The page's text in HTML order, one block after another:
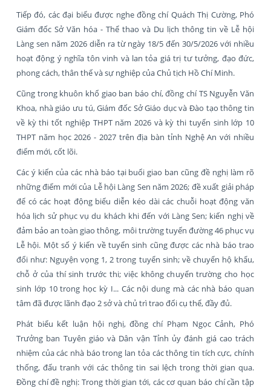
Tiếp đó, các đại biểu được nghe đồng chí Quách Thị Cường, Phó
Giám đốc Sở Văn hóa - Thể thao và Du lịch thông tin về Lễ hội
Làng sen năm 2026 diễn ra từ ngày 18/5 đến 30/5/2026 với nhiều
hoạt động ý nghĩa tôn vinh và lan tỏa giá trị tư tưởng, đạo đức,
phong cách, thân thế và sự nghiệp của Chủ tịch Hồ Chí Minh.
Cũng trong khuôn khổ giao ban báo chí, đồng chí TS Nguyễn Văn
Khoa, nhà giáo ưu tú, Giám đốc Sở Giáo dục và Đào tạo thông tin
về kỳ thi tốt nghiệp THPT năm 2026 và kỳ thi tuyển sinh lớp 10
THPT năm học 2026 - 2027 trên địa bàn tỉnh Nghệ An với nhiều
điểm mới, cốt lõi.
Các ý kiến của các nhà báo tại buổi giao ban cũng đề nghị làm rõ
những điểm mới của Lễ hội Làng Sen năm 2026; đề xuất giải pháp
để có các hoạt động biểu diễn kéo dài các chuỗi hoạt động văn
hóa lịch sử phục vụ du khách khi đến với Làng Sen; kiến nghị về
đảm bảo an toàn giao thông, môi trường tuyến đường 46 phục vụ
Lễ hội. Một số ý kiến về tuyển sinh cũng được các nhà báo trao
đổi như: Nguyện vọng 1, 2 trong tuyển sinh; về chuyển hộ khẩu,
chỗ ở của thí sinh trước thi; việc không chuyển trường cho học
sinh lớp 10 trong học kỳ I... Các nội dung mà các nhà báo quan
tâm đã được lãnh đạo 2 sở và chủ trì trao đổi cụ thể, đầy đủ.
Phát biểu kết luận hội nghị, đồng chí Phạm Ngọc Cảnh, Phó
Trưởng ban Tuyên giáo và Dân vận Tỉnh ủy đánh giá cao trách
nhiệm của các nhà báo trong lan tỏa các thông tin tích cực, chính
thống, đấu tranh với các thông tin sai lệch trong thời gian qua.
Đồng chí đề nghị: Trong thời gian tới, các cơ quan báo chí cần tập